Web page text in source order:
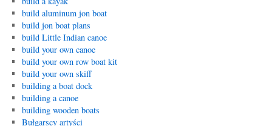
build aluminum jon boat
build jon boat plans
build Little Indian canoe
build your own canoe
build your own row boat kit
build your own skiff
building a boat dock
building a canoe
building wooden boats
Bułgarscy artyści